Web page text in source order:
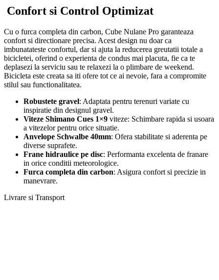
Confort si Control Optimizat
Cu o furca completa din carbon, Cube Nulane Pro garanteaza
confort si directionare precisa. Acest design nu doar ca
imbunatateste confortul, dar si ajuta la reducerea greutatii totale a
bicicletei, oferind o experienta de condus mai placuta, fie ca te
deplasezi la serviciu sau te relaxezi la o plimbare de weekend.
Bicicleta este creata sa iti ofere tot ce ai nevoie, fara a compromite
stilul sau functionalitatea.
Robustete gravel: Adaptata pentru terenuri variate cu
inspiratie din designul gravel.
Viteze Shimano Cues 1×9 viteze: Schimbare rapida si usoara
a vitezelor pentru orice situatie.
Anvelope Schwalbe 40mm: Ofera stabilitate si aderenta pe
diverse suprafete.
Frane hidraulice pe disc: Performanta excelenta de franare
in orice conditii meteorologice.
Furca completa din carbon: Asigura confort si precizie in
manevrare.
Livrare si Transport